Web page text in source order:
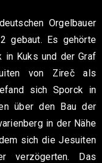
Orgelbauer
gebaut. Es gehörte
in Kuks und der Graf
von Zireč als
sich Sporck in
über den Bau der
in der Nähe
sich die Jesuiten
verzögerten. Das